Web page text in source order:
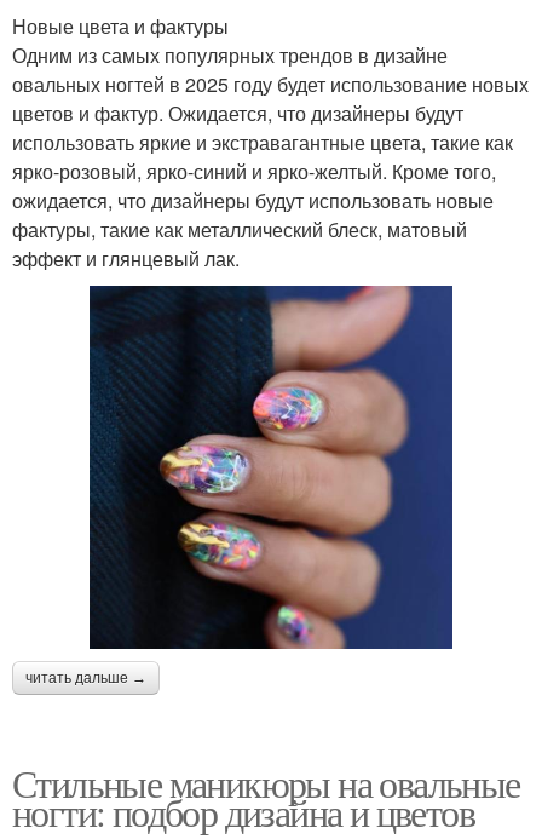
Новые цвета и фактуры
Одним из самых популярных трендов в дизайне
овальных ногтей в 2025 году будет использование новых
цветов и фактур. Ожидается, что дизайнеры будут
использовать яркие и экстравагантные цвета, такие как
ярко-розовый, ярко-синий и ярко-желтый. Кроме того,
ожидается, что дизайнеры будут использовать новые
фактуры, такие как металлический блеск, матовый
эффект и глянцевый лак.
читать дальше →
Стильные маникюры на овальные
ногти: подбор дизайна и цветов